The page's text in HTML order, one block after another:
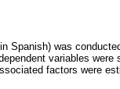
Spanish) was
variables were
factors were